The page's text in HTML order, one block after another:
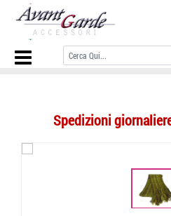
Home Page/SCIARPE/Sciarpe a
donna tipo lana e pelo rigato verde filo
Spedizioni